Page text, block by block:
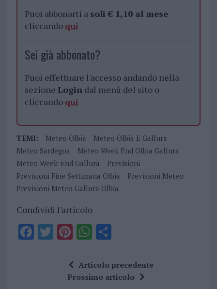
Puoi abbonarti a soli € 1,10 al mese
cliccando qui
Sei già abbonato?
Puoi effettuare l'accesso andando nella
sezione Logindal menù del sito o
cliccando qui
TEMI: Meteo Olbia
Meteo Olbia E Gallura
Meteo Sardegna
Meteo Week End Olbia Gallura
Meteo Week-End Gallura
Previsioni
Previsioni Fine Settimana Olbia
Previsioni Meteo
Previsioni Meteo Gallura Olbia
Condividi l'articolo
F T Pi
te
re
W
at
s
S
a
re
Articolo precedente
Prossimo articolo